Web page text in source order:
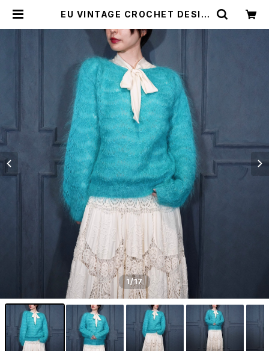
EU VINTAGE CROCHET DESIG
鍵編みデザインモヘアニット | Titti
Vintage
1/17